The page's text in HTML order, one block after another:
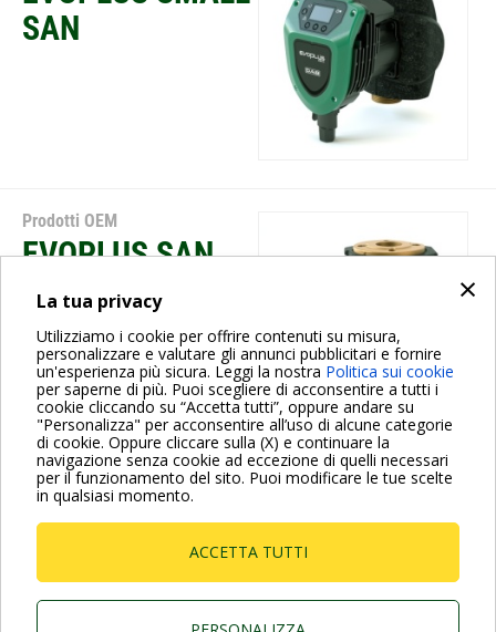
×
La tua privacy
Utilizziamo i cookie per offrire contenuti su misura,
personalizzare e valutare gli annunci pubblicitari e fornire
un'esperienza più sicura. Leggi la nostra Politica sui cookie
per saperne di più. Puoi scegliere di acconsentire a tutti i
cookie cliccando su “Accetta tutti”, oppure andare su
"Personalizza" per acconsentire all’uso di alcune categorie
di cookie. Oppure cliccare sulla (X) e continuare la
navigazione senza cookie ad eccezione di quelli necessari
per il funzionamento del sito. Puoi modificare le tue scelte
in qualsiasi momento.
ACCETTA TUTTI
SAN
Prodotti OEM
EVOPLUS SAN
Paginazione
Pagina
1
P.I. 03675230282 - R.E.A. Padova N. 328200- Cap.